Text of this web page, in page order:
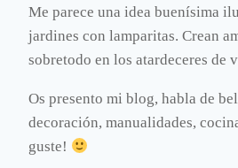
Me parece una idea buenísima
jardines con lamparitas. Crean
sobretodo en los atardeceres de
Os presento mi blog, habla de
decoración, manualidades,
guste!